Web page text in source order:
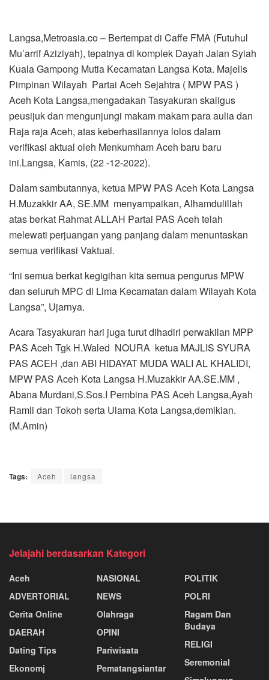
Langsa,Metroasia.co – Bertempat di Caffe FMA (Futuhul
Mu’arrif Aziziyah), tepatnya di komplek Dayah Jalan Syiah
Kuala Gampong Mutia Kecamatan Langsa Kota. Majelis
Pimpinan Wilayah Partai Aceh Sejahtra ( MPW PAS )
Aceh Kota Langsa,mengadakan Tasyakuran skaligus
peusijuk dan mengunjungi makam makam para aulia dan
Raja raja Aceh, atas keberhasilannya lolos dalam
verifikasi aktual oleh Menkumham Aceh baru baru
ini.Langsa, Kamis, (22 -12-2022).
Dalam sambutannya, ketua MPW PAS Aceh Kota Langsa
H.Muzakkir AA, SE.MM menyampaikan, Alhamdulillah
atas berkat Rahmat ALLAH Partai PAS Aceh telah
melewati perjuangan yang panjang dalam menuntaskan
semua verifikasi Vaktual.
“Ini semua berkat kegigihan kita semua pengurus MPW
dan seluruh MPC di Lima Kecamatan dalam Wilayah Kota
Langsa”, Ujarnya.
Acara Tasyakuran hari juga turut dihadiri perwakilan MPP
PAS Aceh Tgk H.Waled NOURA ketua MAJLIS SYURA
PAS ACEH ,dan ABI HIDAYAT MUDA WALI AL KHALIDI,
MPW PAS Aceh Kota Langsa H.Muzakkir AA.SE.MM ,
Abana Murdani,S.Sos.I Pembina PAS Aceh Langsa,Ayah
Ramli dan Tokoh serta Ulama Kota Langsa,demikian.
(M.Amin)
Tags: Aceh langsa
Jelajahi berdasarkan Kategori
Aceh
ADVERTORIAL
Cerita Online
DAERAH
Dating Tips
Ekonomj
NASIONAL
NEWS
Olahraga
OPINI
Pariwisata
Pematangsiantar
POLITIK
POLRI
Ragam Dan
Budaya
RELIGI
Seremonial